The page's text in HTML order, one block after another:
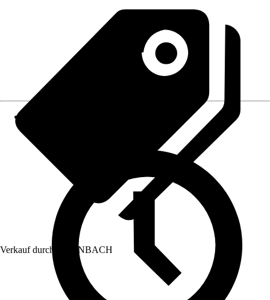
Verkauf durch: HORNBACH